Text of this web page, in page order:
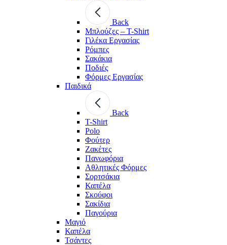
Back
Μπλούζες – T-Shirt
Γιλέκα Εργασίας
Ρόμπες
Σακάκια
Ποδιές
Φόρμες Εργασίας
Παιδικά
Back
T-Shirt
Polo
Φούτερ
Ζακέτες
Πανωφόρια
Αθλητικές Φόρμες
Σορτσάκια
Καπέλα
Σκούφοι
Σακίδια
Παγούρια
Μαγιό
Καπέλα
Τσάντες